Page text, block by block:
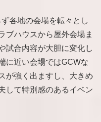
各地の会場を転々とし
ブハウスから屋外会場ま
試合内容が大胆に変化し
に近い会場ではGCWな
が強く出ますし、大きめ
して特別感のあるイベン